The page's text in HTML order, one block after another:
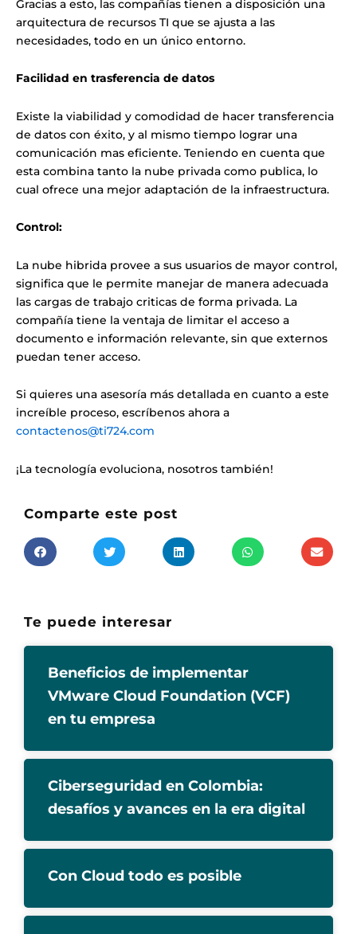
Gracias a esto, las compañías tienen a disposición una
arquitectura de recursos TI que se ajusta a las
necesidades, todo en un único entorno.
Facilidad en trasferencia de datos
Existe la viabilidad y comodidad de hacer transferencia
de datos con éxito, y al mismo tiempo lograr una
comunicación mas eficiente. Teniendo en cuenta que
esta combina tanto la nube privada como publica, lo
cual ofrece una mejor adaptación de la infraestructura.
Control:
La nube hibrida provee a sus usuarios de mayor control,
significa que le permite manejar de manera adecuada
las cargas de trabajo criticas de forma privada. La
compañía tiene la ventaja de limitar el acceso a
documento e información relevante, sin que externos
puedan tener acceso.
Si quieres una asesoría más detallada en cuanto a este
increíble proceso, escríbenos ahora a
contactenos@ti724.com
¡La tecnología evoluciona, nosotros también!
Comparte este post
Te puede interesar
Beneficios de implementar
VMware Cloud Foundation (VCF)
en tu empresa
Ciberseguridad en Colombia:
desafíos y avances en la era digital
Con Cloud todo es posible